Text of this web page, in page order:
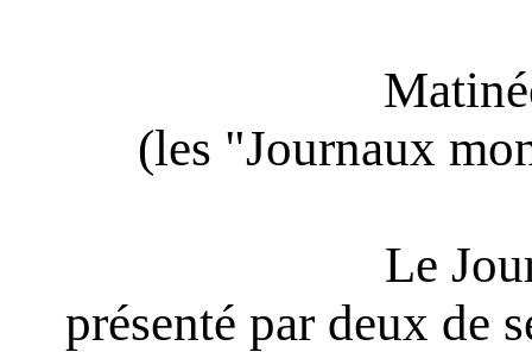
(les "Journaux
Le
présenté par deux de